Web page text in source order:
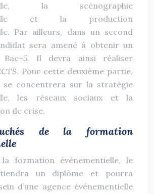
la scénographie
et la production
Par ailleurs, dans un second
sera amené à obtenir un
Bac+5. Il devra ainsi réaliser
Pour cette deuxième partie,
concentrera sur la stratégie
les réseaux sociaux et la
de crise.
de la formation
formation événementielle, le
un diplôme et pourra
d’une agence événementielle